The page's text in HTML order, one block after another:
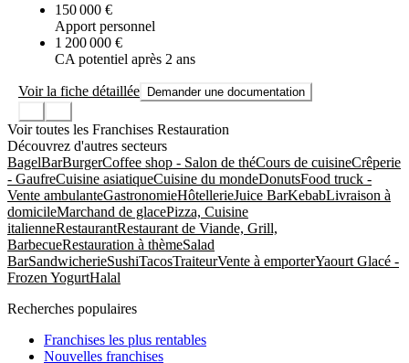
150 000 €
Apport personnel
1 200 000 €
CA potentiel après 2 ans
Voir la fiche détaillée Demander une documentation
Voir toutes les Franchises Restauration
Découvrez d'autres secteurs
BagelBarBurgerCoffee shop - Salon de théCours de cuisineCrêperie
- GaufreCuisine asiatiqueCuisine du mondeDonutsFood truck -
Vente ambulanteGastronomieHôtellerieJuice BarKebabLivraison à
domicileMarchand de glacePizza, Cuisine
italienneRestaurantRestaurant de Viande, Grill,
BarbecueRestauration à thèmeSalad
BarSandwicherieSushiTacosTraiteurVente à emporterYaourt Glacé -
Frozen YogurtHalal
Recherches populaires
Franchises les plus rentables
Nouvelles franchises